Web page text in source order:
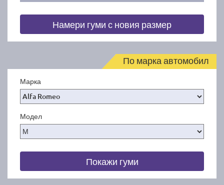
Намери гуми с новия размер
По марка автомобил
Марка
Модел
Покажи гуми